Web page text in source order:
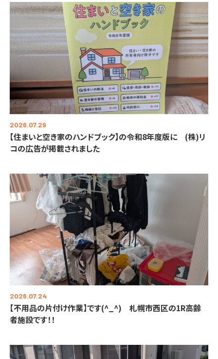
2026.07.29
【住まいと空き家のハンドブック】の令和8年度版に (株)リ
コの広告が掲載されました
2026.07.24
【不用品の片付け作業】です(^_^) 札幌市西区の1R高齢
者施設です！！